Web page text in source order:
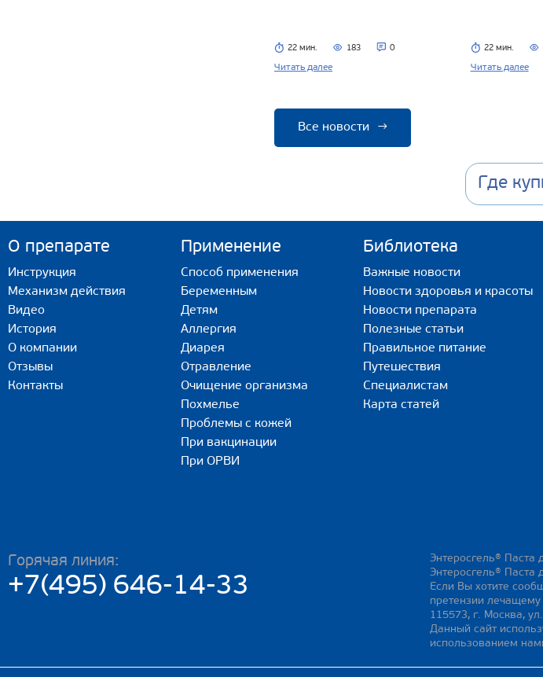
22 мин. 183 0
Читать далее
22 мин.
Читать далее
Все новости →
Где
О препарате
Инструкция
Механизм действия
Видео
История
О компании
Отзывы
Контакты
Применение
Способ применения
Беременным
Детям
Аллергия
Диарея
Отравление
Очищение организма
Похмелье
Проблемы с кожей
При вакцинации
При ОРВИ
Библиотека
Важные новости
Новости здоровья и красоты
Новости препарата
Полезные статьи
Правильное питание
Путешествия
Специалистам
Карта статей
Горячая линия:
+7(495) 646-14-33
Энтеросгель®
Энтеросгель®
Если Вы хотите
претензии
115573, г. Москва,
Данный сайт
использованием